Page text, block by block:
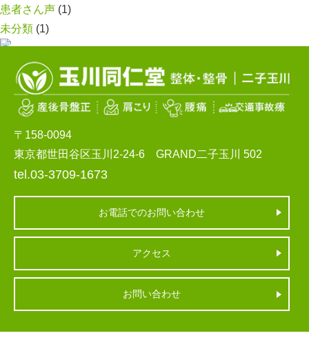
患者さん声 (1)
未分類 (1)
〒158-0094
東京都世田谷区玉川2-24-6 GRAND二子玉川 502
tel.03-3709-1673
お電話でのお問い合わせ
アクセス
お問い合わせ